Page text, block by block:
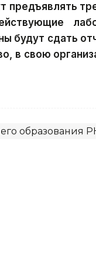
предъявлять
будут сдать
в свою
образования